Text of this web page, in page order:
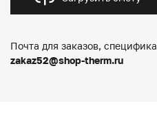
Почта для заказов,
zakaz52@shop-therm.ru